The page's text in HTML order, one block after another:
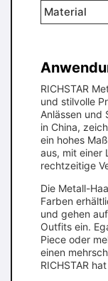
Material
RICHSTAR
und stilvolle
Anlässen und
in China,
ein hohes
aus, mit einer
rechtzeitige
Die Metall-
Farben
und gehen
Outfits ein.
Piece oder
einen
RICHSTAR